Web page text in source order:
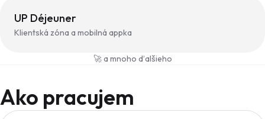
UP Déjeuner
Klientská zóna a mobilná appka
🚀 a mnoho ďalšieho
Ako pracujem